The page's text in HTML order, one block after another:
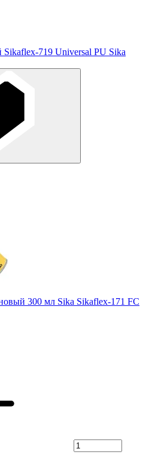
719 Universal PU Sika
300 мл Sika Sikaflex-171 FC